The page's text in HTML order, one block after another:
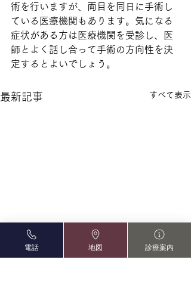
術を行いますが、両目を同日に手術し
ている医療機関もあります。気になる
症状がある方は医療機関を受診し、医
師とよく話し合って手術の方向性を決
定するとよいでしょう。
最新記事 すべて表示
電話 地図 診療案内